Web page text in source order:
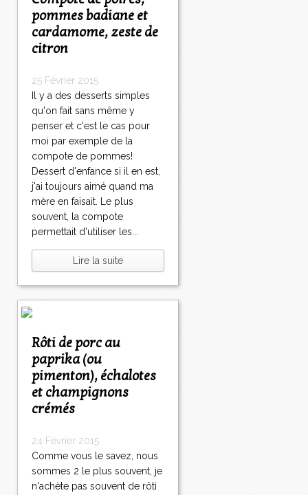
pommes badiane et
cardamome, zeste de
citron
25 Février 2015
Il y a des desserts simples
qu'on fait sans même y
penser et c'est le cas pour
moi par exemple de la
compote de pommes!
Dessert d'enfance si il en est,
j'ai toujours aimé quand ma
mère en faisait. Le plus
souvent, la compote
permettait d'utiliser les...
Lire la suite
Rôti de porc au
paprika (ou
pimenton), échalotes
et champignons
crémés
24 Février 2015
Comme vous le savez, nous
sommes 2 le plus souvent, je
n'achète pas souvent de rôti